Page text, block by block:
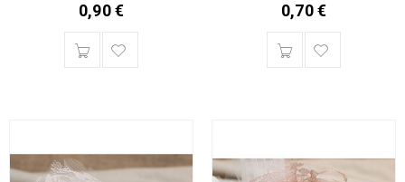
0,90€ 0,70€